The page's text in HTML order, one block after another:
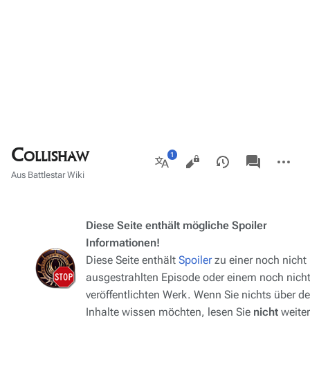
Collishaw
Aus Battlestar Wiki
Weitere
Ansichten
associated-
pages
Aktionen
Diese Seite enthält mögliche Spoiler
Informationen!
Diese Seite enthält Spoilerzu einer noch nicht
ausgestrahlten Episode oder einem noch nicht
veröffentlichten Werk. Wenn Sie nichts über
Inhalte wissen möchten, lesen Sie nicht